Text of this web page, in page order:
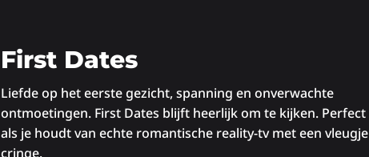
First Dates
Liefde op het eerste gezicht, spanning en onverwachte
ontmoetingen. First Dates blijft heerlijk om te kijken. Perfect
als je houdt van echte romantische reality-tv met een vleugje
cringe.